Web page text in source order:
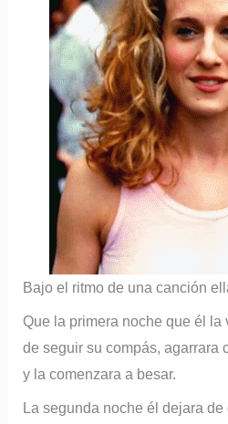
Bajo el ritmo de una canción
Que la primera noche que él la
de seguir su compás, agarrara
y la comenzara a besar.
La segunda noche él dejara